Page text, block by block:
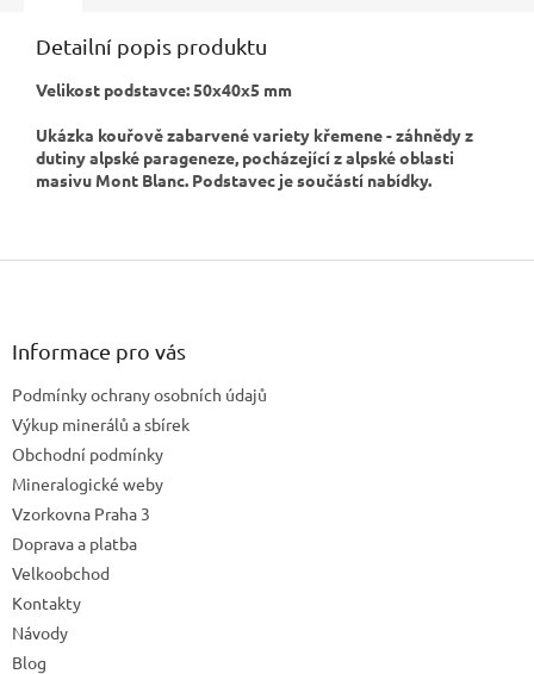
Detailní popis produktu
Velikost podstavce: 50x40x5 mm
Ukázka kouřově zabarvené variety křemene - záhnědy z
dutiny alpské parageneze, pocházející z alpské oblasti
masivu Mont Blanc. Podstavec je součástí nabídky.
Z
Informace pro vás
Podmínky ochrany osobních údajů
Výkup minerálů a sbírek
Obchodní podmínky
Mineralogické weby
Vzorkovna Praha 3
Doprava a platba
Velkoobchod
Kontakty
Návody
Blog